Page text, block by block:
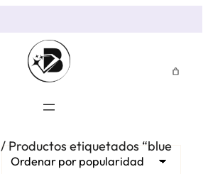
/ Productos etiquetados “blue